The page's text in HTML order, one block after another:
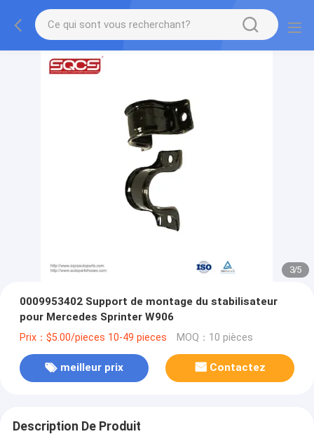
3/5
0009953402 Support de montage du stabilisateur
pour Mercedes Sprinter W906
Prix：$5.00/pieces 10-49 pieces MOQ：10 pièces
meilleur prix Contactez
Description De Produit